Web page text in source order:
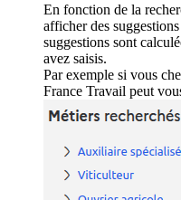
En fonction de la
afficher des
suggestions sont
avez saisis.
Par exemple si vous
France Travail peut